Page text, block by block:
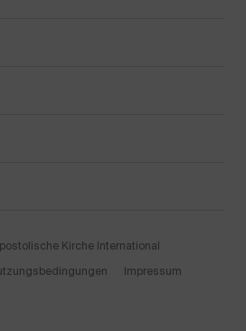
Kirche International
Impressum